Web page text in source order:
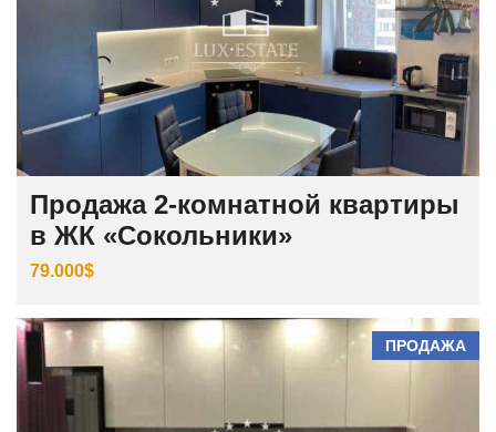
Продажа 2-комнатной квартиры
в ЖК «Сокольники»
79.000$
ПРОДАЖА